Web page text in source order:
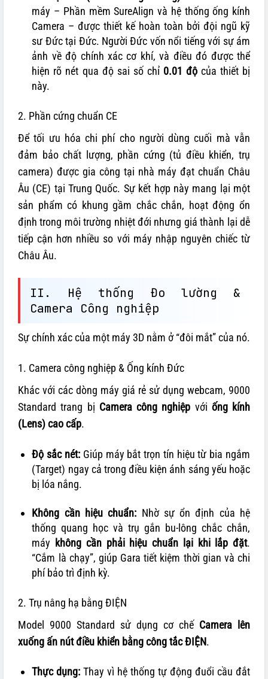
máy – Phần mềm SureAlign và hệ thống ống kính
Camera – được thiết kế hoàn toàn bởi đội ngũ kỹ
sư Đức tại Đức. Người Đức vốn nổi tiếng với sự ám
ảnh về độ chính xác cơ khí, và điều đó được thể
hiện rõ nét qua độ sai số chỉ 0.01 độcủa thiết bị
này.
2. Phần cứng chuẩn CE
Để tối ưu hóa chi phí cho người dùng cuối mà vẫn
đảm bảo chất lượng, phần cứng (tủ điều khiển, trụ
camera) được gia công tại nhà máy đạt chuẩn Châu
Âu (CE) tại Trung Quốc. Sự kết hợp này mang lại một
sản phẩm có khung gầm chắc chắn, hoạt động ổn
định trong môi trường nhiệt đới nhưng giá thành lại dễ
tiếp cận hơn nhiều so với máy nhập nguyên chiếc từ
Châu Âu.
II. Hệ thống Đo lường &
Camera Công nghiệp
Sự chính xác của một máy 3D nằm ở “đôi mắt” của nó.
1. Camera công nghiệp & Ống kính Đức
Khác với các dòng máy giá rẻ sử dụng webcam, 9000
Standard trang bị Camera công nghiệp với ống kính
(Lens) cao cấp.
Độ sắc nét:Giúp máy bắt trọn tín hiệu từ bia ngắm
(Target) ngay cả trong điều kiện ánh sáng yếu hoặc
bị lóa nắng.
Không cần hiệu chuẩn: Nhờ sự ổn định của hệ
thống quang học và trụ gắn bu-lông chắc chắn,
máy không cần phải hiệu chuẩn lại khi lắp đặt.
“Cắm là chạy”, giúp Gara tiết kiệm thời gian và chi
phí bảo trì định kỳ.
2. Trụ nâng hạ bằng ĐIỆN
Model 9000 Standard sử dụng cơ chế Camera lên
xuống ấn nút điều khiển bằng công tắc ĐIỆN.
Thực dụng: Thay vì hệ thống tự động đuổi cầu đắt